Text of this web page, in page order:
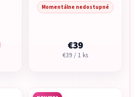
Momentálne nedostupné
€39
Jednotková
€39 / 1 ks